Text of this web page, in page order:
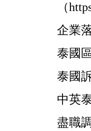
（
企業
泰國
泰國
中英
盡職